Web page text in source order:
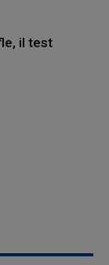
il test